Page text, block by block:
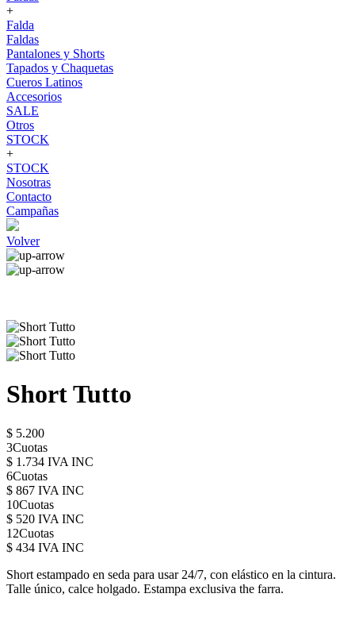
+
Falda
Faldas
Pantalones y Shorts
Tapados y Chaquetas
Cueros Latinos
Accesorios
SALE
Otros
STOCK
+
STOCK
Nosotras
Contacto
Campañas
Volver
Short Tutto
$ 5.200
3Cuotas
$ 1.734 IVA INC
6Cuotas
$ 867 IVA INC
10Cuotas
$ 520 IVA INC
12Cuotas
$ 434 IVA INC
Short estampado en seda para usar 24/7, con elástico en la cintura.
Talle único, calce holgado. Estampa exclusiva the farra.